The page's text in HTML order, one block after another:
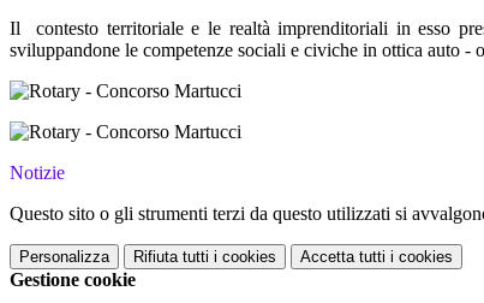
Il
contesto territoriale e le realtà imprenditoriali in esso
sviluppandone le competenze sociali e civiche in ottica auto -
Notizie
Questo sito o gli strumenti terzi da questo utilizzati si
Personalizza Rifiuta tutti i cookies Accetta tutti i cookies
Gestione cookie